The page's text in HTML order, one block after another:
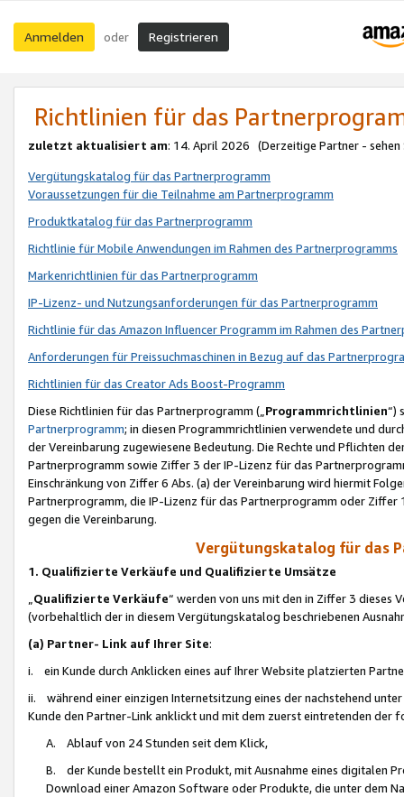
Anmelden oder Registrieren
Richtlinien für das
zuletzt aktualisiert am: 14. April 2026 (Derzeitige Partner - sehen
Vergütungskatalog für das Partnerprogramm
Voraussetzungen für die Teilnahme am Partnerprogramm
Produktkatalog für das Partnerprogramm
Richtlinie für Mobile Anwendungen im Rahmen des Partnerprogramms
Markenrichtlinien für das Partnerprogramm
IP-Lizenz- und Nutzungsanforderungen für das Partnerprogramm
Richtlinie für das Amazon Influencer Programm im Rahmen des
Anforderungen für Preissuchmaschinen in Bezug auf das
Richtlinien für das Creator Ads Boost-Programm
Diese Richtlinien für das Partnerprogramm („Programmrichtlinien“)
Partnerprogramm; in diesen Programmrichtlinien verwendete und
der Vereinbarung zugewiesene Bedeutung. Die Rechte und Pflichten
Partnerprogramm sowie Ziffer 3 der IP-Lizenz für das
Einschränkung von Ziffer 6 Abs. (a) der Vereinbarung wird hiermit
Partnerprogramm, die IP-Lizenz für das Partnerprogramm oder
gegen die Vereinbarung.
Vergütungskatalog für das
1. Qualifizierte Verkäufe und Qualifizierte Umsätze
Qualifizierte Verkäufe“ werden von uns mit den in Ziffer 3
(vorbehaltlich der in diesem Vergütungskatalog beschriebenen
(a) Partner- Link auf Ihrer Site:
i. ein Kunde durch Anklicken eines auf Ihrer Website platzierten
ii. während einer einzigen Internetsitzung eines der nachstehend
Kunde den Partner-Link anklickt und mit dem zuerst eintretenden der
A. Ablauf von 24 Stunden seit dem Klick,
B. der Kunde bestellt ein Produkt, mit Ausnahme eines digitalen
Download einer Amazon Software oder Produkte, die unter dem